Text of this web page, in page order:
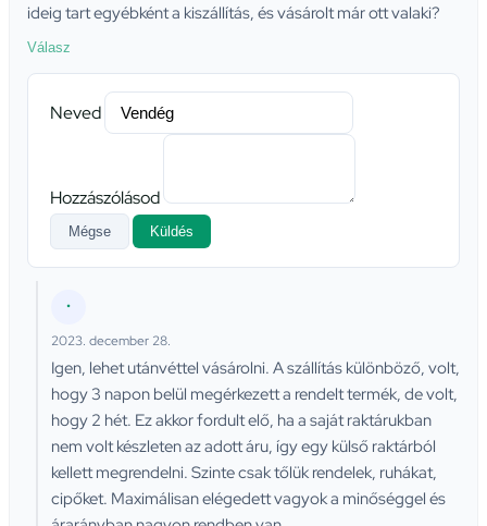
ideig tart egyébként a kiszállítás, és vásárolt már ott valaki?
Válasz
Neved
Hozzászólásod
Mégse Küldés
•
2023. december 28.
Igen, lehet utánvéttel vásárolni. A szállítás különböző, volt,
hogy 3 napon belül megérkezett a rendelt termék, de volt,
hogy 2 hét. Ez akkor fordult elő, ha a saját raktárukban
nem volt készleten az adott áru, így egy külső raktárból
kellett megrendelni. Szinte csak tőlük rendelek, ruhákat,
cipőket. Maximálisan elégedett vagyok a minőséggel és